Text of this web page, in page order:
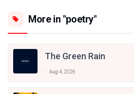
More in "poetry"
The Green Rain
Aug 4, 2026